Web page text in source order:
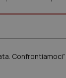
Confrontiamoci”